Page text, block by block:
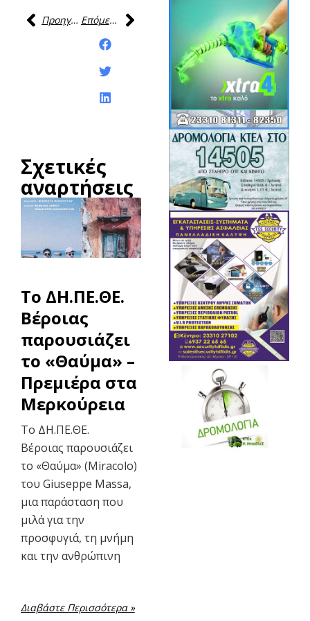
Προηγούμενη
Επόμενη
Σχετικές
αναρτήσεις
To ΔΗ.ΠΕ.ΘΕ.
Βέροιας
παρουσιάζει
το «Θαύμα» –
Πρεμιέρα στα
Μερκούρεια
Το ΔΗ.ΠΕ.ΘΕ.
Βέροιας παρουσιάζει
το «Θαύμα» (Miracolo)
του Giuseppe Massa,
μια παράσταση που
μιλά για την
προσφυγιά, τη μνήμη
και την ανθρώπινη
Διαβάστε Περισσότερα »